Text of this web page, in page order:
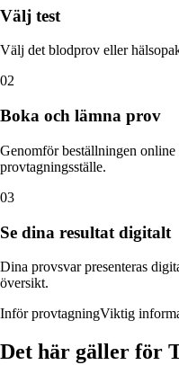
Välj test
Välj det blodprov eller
02
Boka och lämna prov
Genomför beställningen
provtagningsställe.
03
Se dina resultat digitalt
Dina provsvar presenteras
översikt.
Inför provtagningViktig
Det här gäller för